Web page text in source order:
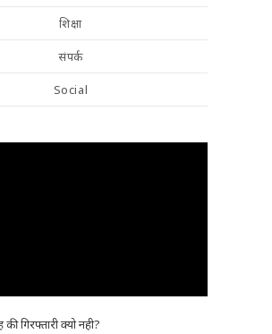
शिक्षा
संपर्क
Social
की गिरफ्तारी क्यो नही?